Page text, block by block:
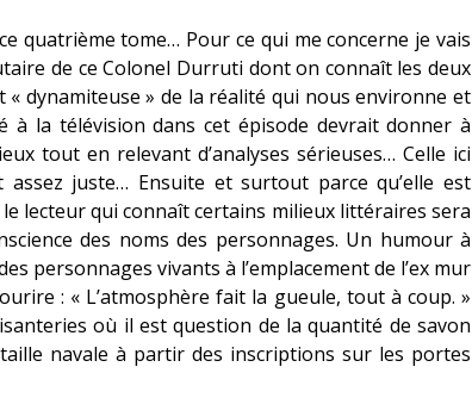
quatrième tome… Pour ce qui me concerne je vais
de ce Colonel Durruti dont on connaît les deux
dynamiteuse » de la réalité qui nous environne et
à la télévision dans cet épisode devrait donner à
tout en relevant d’analyses sérieuses… Celle ici
assez juste… Ensuite et surtout parce qu’elle est
lecteur qui connaît certains milieux littéraires sera
des noms des personnages. Un humour à
personnages vivants à l’emplacement de l’ex mur
: « L’atmosphère fait la gueule, tout à coup. »
où il est question de la quantité de savon
navale à partir des inscriptions sur les portes